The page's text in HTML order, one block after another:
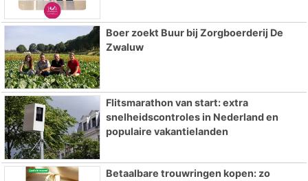
Boer zoekt Buur bij Zorgboerderij De
Zwaluw
Flitsmarathon van start: extra
snelheidscontroles in Nederland en
populaire vakantielanden
Betaalbare trouwringen kopen: zo